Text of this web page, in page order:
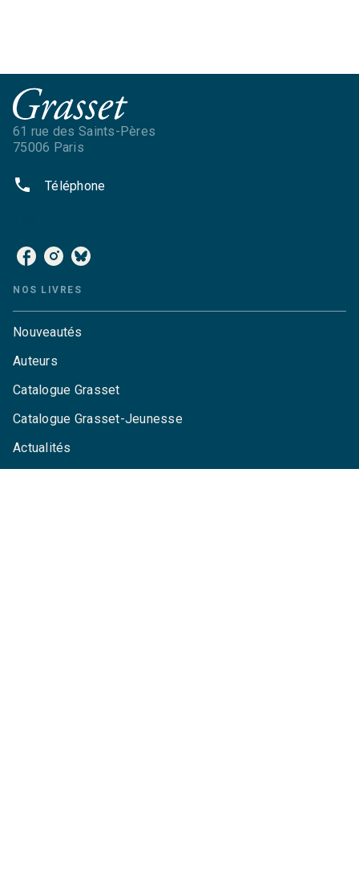
61 rue des Saints-Pères
75006 Paris
phone Téléphone
NOS LIVRES
Nouveautés
Auteurs
Catalogue Grasset
Catalogue Grasset-Jeunesse
Actualités